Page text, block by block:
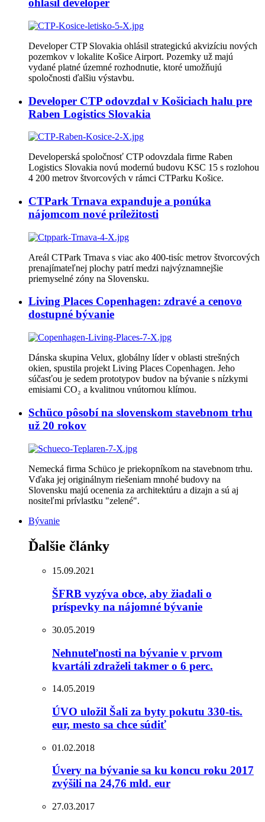
ohlásil developer
Developer CTP Slovakia ohlásil strategickú akvizíciu nových
pozemkov v lokalite Košice Airport. Pozemky už majú
vydané platné územné rozhodnutie, ktoré umožňujú
spoločnosti ďalšiu výstavbu.
Developer CTP odovzdal v Košiciach halu pre
Raben Logistics Slovakia
Developerská spoločnosť CTP odovzdala firme Raben
Logistics Slovakia novú modernú budovu KSC 15 s rozlohou
4 200 metrov štvorcových v rámci CTParku Košice.
CTPark Trnava expanduje a ponúka
nájomcom nové príležitosti
Areál CTPark Trnava s viac ako 400-tisíc metrov štvorcových
prenajímateľnej plochy patrí medzi najvýznamnejšie
priemyselné zóny na Slovensku.
Living Places Copenhagen: zdravé a cenovo
dostupné bývanie
Dánska skupina Velux, globálny líder v oblasti strešných
okien, spustila projekt Living Places Copenhagen. Jeho
súčasťou je sedem prototypov budov na bývanie s nízkymi
emisiami CO₂ a kvalitnou vnútornou klímou.
Schüco pôsobí na slovenskom stavebnom trhu
už 20 rokov
Nemecká firma Schüco je priekopníkom na stavebnom trhu.
Vďaka jej originálnym riešeniam mnohé budovy na
Slovensku majú ocenenia za architektúru a dizajn a sú aj
nositeľmi prívlastku "zelené".
Bývanie
Ďalšie články
15.09.2021
ŠFRB vyzýva obce, aby žiadali o
príspevky na nájomné bývanie
30.05.2019
Nehnuteľnosti na bývanie v prvom
kvartáli zdraželi takmer o 6 perc.
14.05.2019
ÚVO uložil Šali za byty pokutu 330-tis.
eur, mesto sa chce súdiť
01.02.2018
Úvery na bývanie sa ku koncu roku 2017
zvýšili na 24,76 mld. eur
27.03.2017